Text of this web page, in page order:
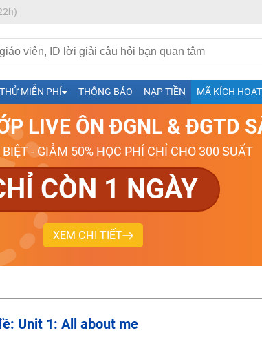
MIỄN PHÍ THÔNG BÁO NẠP TIỀN MÃ KÍCH HOẠT
LIVE ÔN ĐGNL & ĐGTD
- GIẢM 50% HỌC PHÍ CHỈ CHO 300 SUẤT
CÒN 1 NGÀY
XEM CHI TIẾT
Thầy Cô giỏi, nổi tiếng
18/07/2025)
Unit 1: All about me